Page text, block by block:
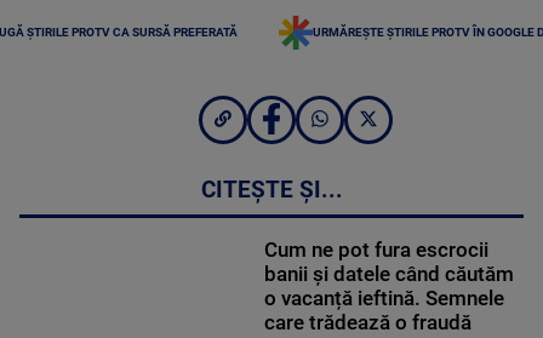
ȘTIRILE PROTV CA SURSĂ PREFERATĂ URMĂREȘTE ȘTIRILE PROTV ÎN GOOGLE
CITEȘTE ȘI...
Cum ne pot fura escrocii
banii și datele când căutăm
o vacanță ieftină. Semnele
care trădează o fraudă